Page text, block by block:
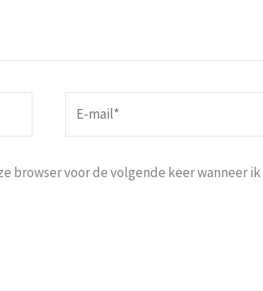
mail*
browser voor de volgende keer wanneer